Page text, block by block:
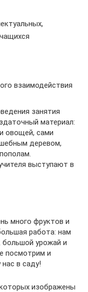
взаимодействия
занятия
материал:
овощей, сами
деревом,
выступают в
много фруктов и
работа: нам
большой урожай и
посмотрим и
в саду!
изображены